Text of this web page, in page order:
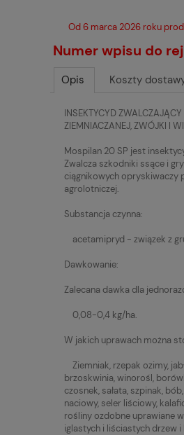
Od 6 marca 2026 roku
Numer wpisu do
Opis Koszty
INSEKTYCYD
ZIEMNIACZANEJ, ZWÓJKI I
Mospilan 20 SP jest
Zwalcza szkodniki ssące i
ciągnikowych opryskiwaczy
agrolotniczej.
Substancja czynna:
acetamipryd - związek z
Dawkowanie:
Zalecana dawka dla
0,08-0,4 kg/ha.
W jakich uprawach można
Ziemniak, rzepak ozimy,
brzoskwinia, winorośl,
czosnek, sałata, szpinak,
naciowy, seler liściowy,
rośliny ozdobne uprawiane
iglastych i liściastych drzew